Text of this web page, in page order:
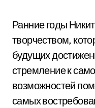
Ранние годы
творчеством,
будущих
стремление к
возможностей
самых